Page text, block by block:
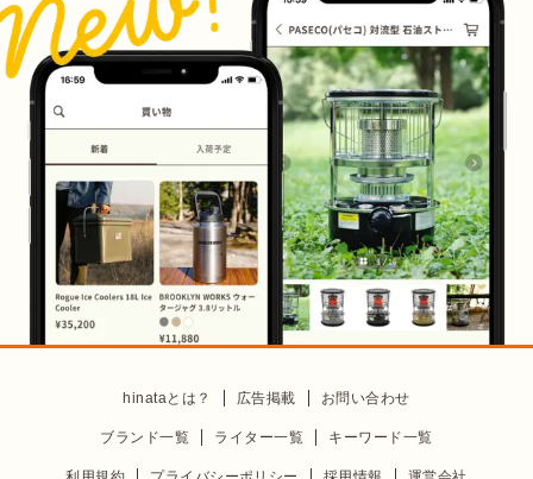
hinataとは？ 広告掲載 お問い合わせ
ブランド一覧 ライター一覧 キーワード一覧